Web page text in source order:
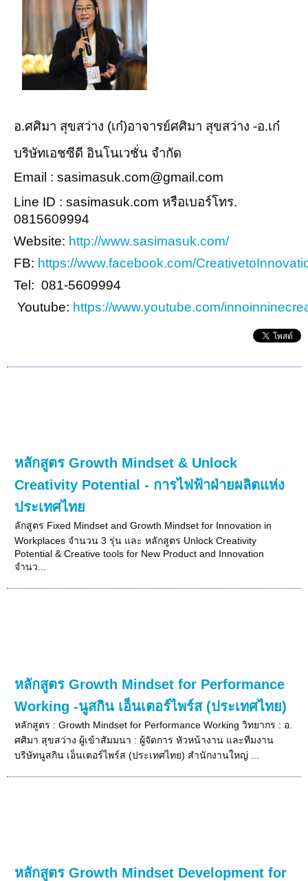
อ.ศศิมา สุขสว่าง (เก๋)อาจารย์ศศิมา สุขสว่าง -อ.เก๋
บริษัทเอชซีดี อินโนเวชั่น จำกัด
Email : sasimasuk.com@gmail.com
Line ID : sasimasuk.com หรือเบอร์โทร.
0815609994
Website: http://www.sasimasuk.com/
FB: https://www.facebook.com/
Tel: 081-5609994
Youtube: https://www.youtube.com/
หลักสูตร Growth Mindset & Unlock
Creativity Potential - การไฟฟ้าฝ่ายผลิตแห่ง
ประเทศไทย
ลักสูตร Fixed Mindset and Growth Mindset for Innovation in
Workplaces จำนวน 3 รุ่น และ หลักสูตร Unlock Creativity
Potential & Creative tools for New Product and Innovation
จำนว...
หลักสูตร Growth Mindset for Performance
Working -นูสกิน เอ็นเตอร์ไพร์ส (ประเทศไทย)
หลักสูตร : Growth Mindset for Performance Working วิทยากร : อ.
ศศิมา สุขสว่าง ผู้เข้าสัมมนา : ผู้จัดการ หัวหน้างาน และทีมงาน
บริษัทนูสกิน เอ็นเตอร์ไพร์ส (ประเทศไทย) สำนักงานใหญ่ ...
หลักสูตร Growth Mindset Development for